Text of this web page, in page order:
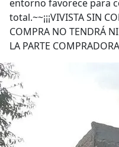
entorno favorece para
total.~~¡¡¡VIVISTA SIN
COMPRA NO TENDRÁ
LA PARTE